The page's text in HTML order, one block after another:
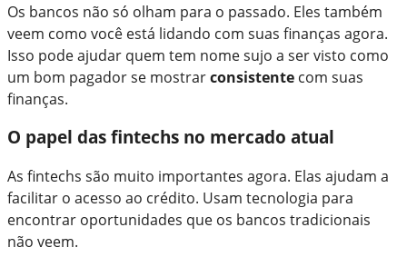
Os bancos não só olham para o passado. Eles também
veem como você está lidando com suas finanças agora.
Isso pode ajudar quem tem nome sujo a ser visto como
um bom pagador se mostrarconsistente com suas
finanças.
O papel das fintechs no mercado atual
As fintechs são muito importantes agora. Elas ajudam a
facilitar o acesso ao crédito. Usam tecnologia para
encontrar oportunidades que os bancos tradicionais
não veem.